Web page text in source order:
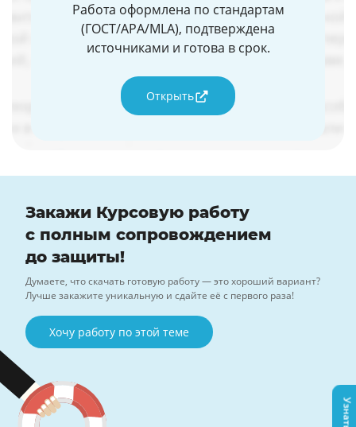
Работа оформлена по стандартам
(ГОСТ/APA/MLA), подтверждена
источниками и готова в срок.
Открыть
Закажи Курсовую работу
с полным сопровождением
до защиты!
Думаете, что скачать готовую работу — это хороший вариант?
Лучше закажите уникальную и сдайте её с первого раза!
Хочу работу по этой теме